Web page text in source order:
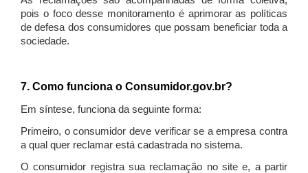
pois o foco desse monitoramento é aprimorar as políticas
de defesa dos consumidores que possam beneficiar toda a
sociedade.
7. Como funciona o Consumidor.gov.br?
Em síntese, funciona da seguinte forma:
Primeiro, o consumidor deve verificar se a empresa contra
a qual quer reclamar está cadastrada no sistema.
O consumidor registra sua reclamação no site e, a partir